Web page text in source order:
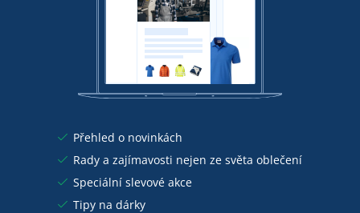
Přehled o novinkách
Rady a zajímavosti nejen ze světa oblečení
Speciální slevové akce
Tipy na dárky